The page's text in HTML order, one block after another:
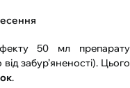
50 мл препарату
забур’яненості). Цього
.